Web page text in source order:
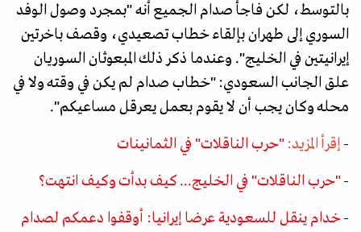
بالتوسط، لكن فاجأ صدام الجميع أنه "بمجرد وصول الوفد
السوري إلى طهران بإلقاء خطاب تصعيدي، وقصف باخرتين
إيرانيتين في الخليج". وعندما ذكر ذلك المبعوثان السوريان
علق الجانب السعودي: "خطاب صدام لم يكن في وقته ولا في
محله وكان يجب أن لا يقوم بعمل يعرقل مساعيكم".
-إقرأ المزيد: "حرب الناقلات" في الثمانينات
-"حرب الناقلات" في الخليج... كيف بدأت وكيف انتهت؟
-خدام ينقل للسعودية عرضا إيرانيا: أوقفوا دعمكم لصدام